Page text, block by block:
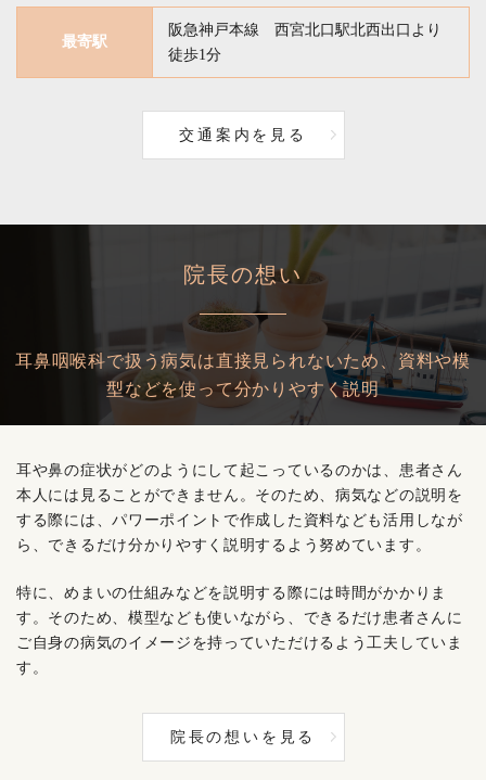
最寄駅
阪急神戸本線 西宮北口駅北西出口より
徒歩1分
交通案内を見る
院長の想い
耳鼻咽喉科で扱う病気は直接見られないため、資料や模
型などを使って分かりやすく説明
耳や鼻の症状がどのようにして起こっているのかは、患者さん
本人には見ることができません。そのため、病気などの説明を
する際には、パワーポイントで作成した資料なども活用しなが
ら、できるだけ分かりやすく説明するよう努めています。
特に、めまいの仕組みなどを説明する際には時間がかかりま
す。そのため、模型なども使いながら、できるだけ患者さんに
ご自身の病気のイメージを持っていただけるよう工夫していま
す。
院長の想いを見る